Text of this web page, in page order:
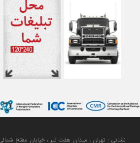
نشانی : تهران ، میدان هفت تیر ، خیابان مفتح